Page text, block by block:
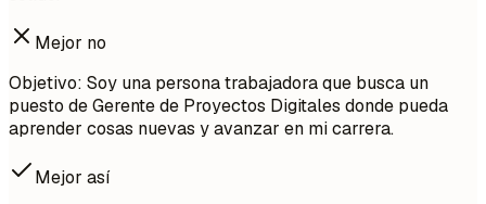
Mejor no
Objetivo: Soy una persona trabajadora que busca un
puesto de Gerente de Proyectos Digitales donde pueda
aprender cosas nuevas y avanzar en mi carrera.
Mejor así